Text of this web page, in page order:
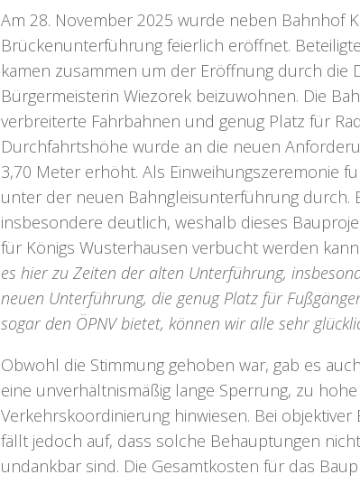
Am 28. November 2025 wurde neben Bahnhof
Brückenunterführung feierlich eröffnet.
kamen zusammen um der Eröffnung durch die
Bürgermeisterin Wiezorek beizuwohnen. Die
verbreiterte Fahrbahnen und genug Platz für
Durchfahrtshöhe wurde an die neuen
3,70 Meter erhöht. Als Einweihungszeremonie
unter der neuen Bahngleisunterführung durch.
insbesondere deutlich, weshalb dieses
für Königs Wusterhausen verbucht werden
es hier zu Zeiten der alten Unterführung,
neuen Unterführung, die genug Platz für
sogar den ÖPNV bietet, können wir alle sehr
Obwohl die Stimmung gehoben war, gab es
eine unverhältnismäßig lange Sperrung, zu
Verkehrskoordinierung hinwiesen. Bei
fällt jedoch auf, dass solche Behauptungen
undankbar sind. Die Gesamtkosten für das